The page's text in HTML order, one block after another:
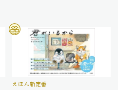
えほん新定番